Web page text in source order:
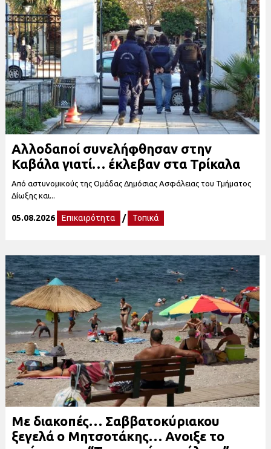
Αλλοδαποί συνελήφθησαν στην
Καβάλα γιατί… έκλεβαν στα Τρίκαλα
Από αστυνομικούς της Ομάδας Δημόσιας Ασφάλειας του Τμήματος
Δίωξης και...
05.08.2026 Επικαιρότητα / Τοπικά
Με διακοπές… Σαββατοκύριακου
ξεγελά ο Μητσοτάκης… Ανοιξε το